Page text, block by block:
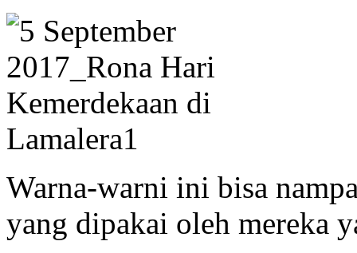
Warna-warni ini bisa
yang dipakai oleh mereka